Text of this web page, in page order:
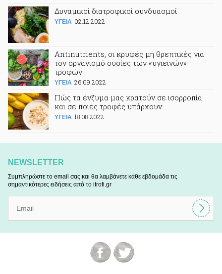
Δυναμικοί διατροφικοί συνδυασμοί
ΥΓΕΙΑ 02.12.2022
Antinutrients, οι κρυφές μη θρεπτικές για
τον οργανισμό ουσίες των «υγιεινών»
τροφών
ΥΓΕΙΑ 26.09.2022
Πώς τα ένζυμα μας κρατούν σε ισορροπία
και σε ποιες τροφές υπάρχουν
ΥΓΕΙΑ 18.08.2022
NEWSLETTER
Συμπληρώστε το email σας και θα λαμβάνετε κάθε εβδομάδα τις
σημαντικότερες ειδήσεις από το itrofi.gr